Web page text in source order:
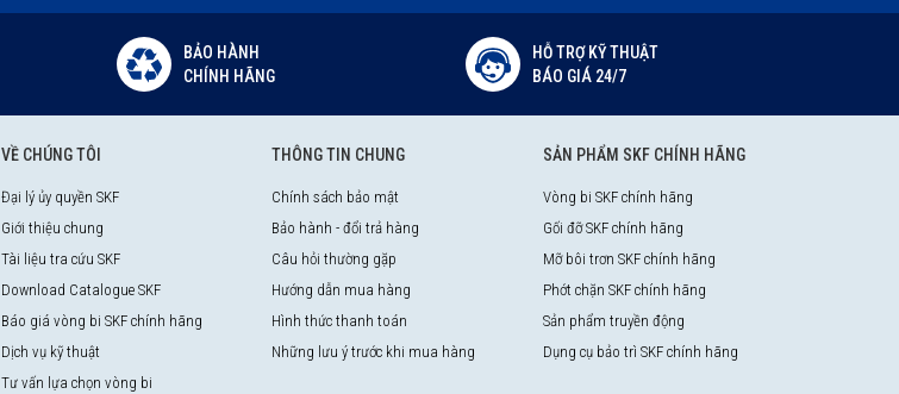
BẢO HÀNH
CHÍNH HÃNG
HỖ TRỢ KỸ THUẬT
BÁO GIÁ 24/7
VỀ CHÚNG TÔI
Đại lý ủy quyền SKF
Giới thiệu chung
Tài liệu tra cứu SKF
Download Catalogue SKF
Báo giá vòng bi SKF chính hãng
Dịch vụ kỹ thuật
Tư vấn lựa chọn vòng bi
THÔNG TIN CHUNG
Chính sách bảo mật
Bảo hành - đổi trả hàng
Câu hỏi thường gặp
Hướng dẫn mua hàng
Hình thức thanh toán
Những lưu ý trước khi mua hàng
SẢN PHẨM SKF CHÍNH HÃNG
Vòng bi SKF chính hãng
Gối đỡ SKF chính hãng
Mỡ bôi trơn SKF chính hãng
Phớt chặn SKF chính hãng
Sản phẩm truyền động
Dụng cụ bảo trì SKF chính hãng